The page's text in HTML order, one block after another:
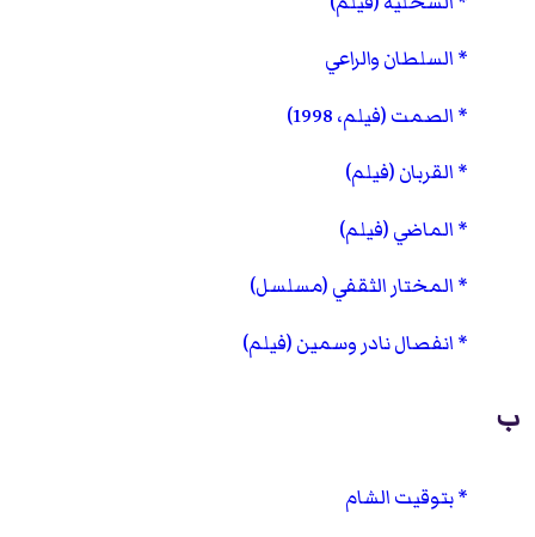
السلطان والراعي
الصمت (فيلم، 1998)
القربان (فيلم)
الماضي (فيلم)
المختار الثقفي (مسلسل)
انفصال نادر وسمين (فيلم)
ب
بتوقيت الشام